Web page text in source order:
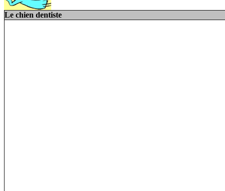
Le chien dentiste